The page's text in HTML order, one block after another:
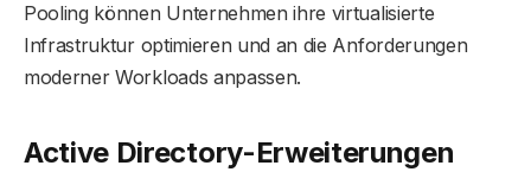
Pooling können Unternehmen ihre virtualisierte
Infrastruktur optimieren und an die Anforderungen
moderner Workloads anpassen.
Active Directory-Erweiterungen